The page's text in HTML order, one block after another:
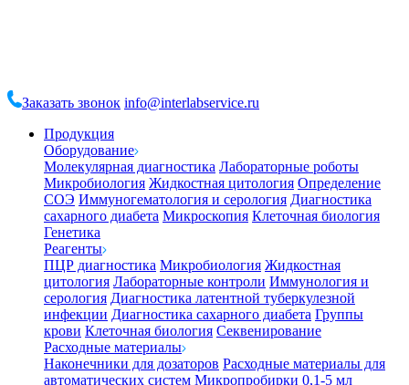
Заказать звонок info@interlabservice.ru
Продукция
Оборудование
Молекулярная диагностика Лабораторные роботы
Микробиология Жидкостная цитология Определение
СОЭ Иммуногематология и серология Диагностика
сахарного диабета Микроскопия Клеточная биология
Генетика
Реагенты
ПЦР диагностика Микробиология Жидкостная
цитология Лабораторные контроли Иммунология и
серология Диагностика латентной туберкулезной
инфекции Диагностика сахарного диабета Группы
крови Клеточная биология Секвенирование
Расходные материалы
Наконечники для дозаторов Расходные материалы для
автоматических систем Микропробирки 0,1-5 мл